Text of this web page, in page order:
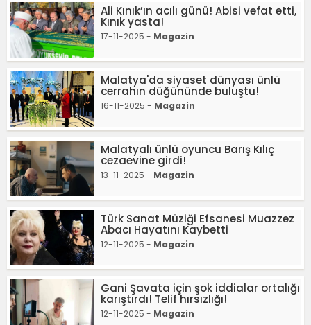
Ali Kınık’ın acılı günü! Abisi vefat etti,
Kınık yasta!
17-11-2025 - Magazin
Malatya'da siyaset dünyası ünlü
cerrahın düğününde buluştu!
16-11-2025 - Magazin
Malatyalı ünlü oyuncu Barış Kılıç
cezaevine girdi!
13-11-2025 - Magazin
Türk Sanat Müziği Efsanesi Muazzez
Abacı Hayatını Kaybetti
12-11-2025 - Magazin
Gani Şavata için şok iddialar ortalığı
karıştırdı! Telif hırsızlığı!
12-11-2025 - Magazin